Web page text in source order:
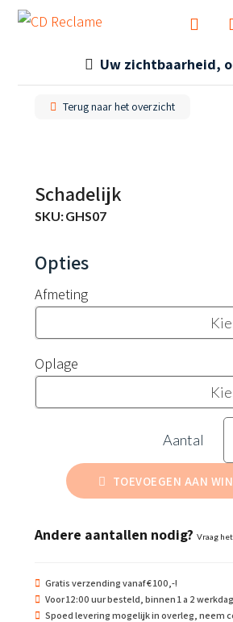
Uw zichtbaarheid,
Terug naar het overzicht
Schadelijk
SKU:GHS07
Afmeting
Oplage
TOEVOEGEN AAN
Andere aantallen nodig? Vraag
Gratis verzending vanaf € 100,-!
Voor 12:00 uur besteld, binnen 1 a 2
Spoed levering mogelijk in overleg, neem